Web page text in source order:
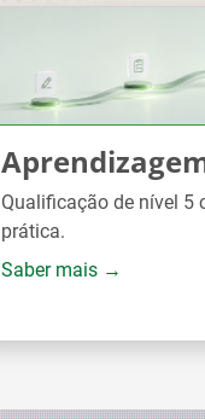
Qualificação de nível 5
prática.
Saber mais →